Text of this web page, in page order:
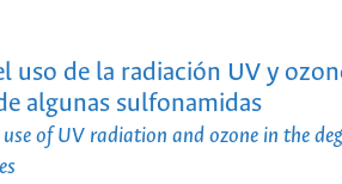
uso de la radiación UV y
algunas sulfonamidas
of UV radiation and ozone in the